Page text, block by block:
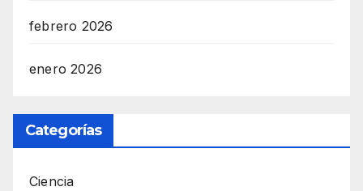
febrero 2026
enero 2026
Categorías
Ciencia